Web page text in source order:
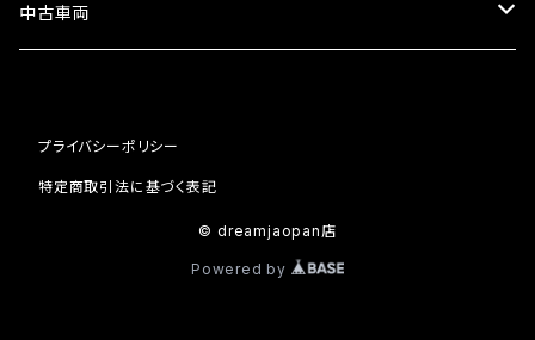
セット
中古車両
ホンダ
プライバシーポリシー
特定商取引法に基づく表記
© dreamjaopan店
Powered by